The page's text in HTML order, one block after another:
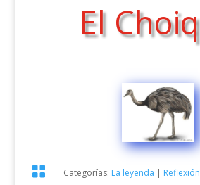
El
 Categorías: La leyenda |